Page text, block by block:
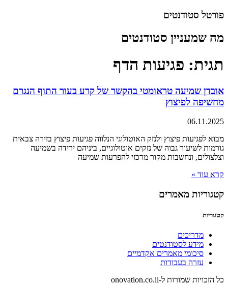
דלג
פורטל סטודנטים
מה שמעניין סטודנטים
תגית: פגיעות הדף
אובדן שמיעה טראומטי בהקשר של קרע בעור התוף הנגרם
מחשיפה לפיצוץ
06.11.2025
מבוא לפגיעות פיצוץ ולנזק האוטולוגי הנלווה פגיעות פיצוץ בזירה צבאית
גורמות לשיעור גבוה של נזקים אוטולוגיים, ביניהם ירידה בשמיעה
וצלצולים, ונחשבות מקור מרכזי להפרעות שמיעה
קרא עוד »
קטגוריות מאמרים
קטגוריות
מדריכים
מידע לסטודנטים
סיכומי מאמרים אקדמיים
עזרה בעבודות
כל הזכויות שמורות ל-onovation.co.il